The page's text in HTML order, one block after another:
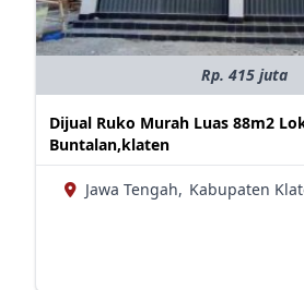
Rp. 415 juta
Dijual Ruko Murah Luas 88m2
Buntalan,klaten
Jawa Tengah, Kabupaten